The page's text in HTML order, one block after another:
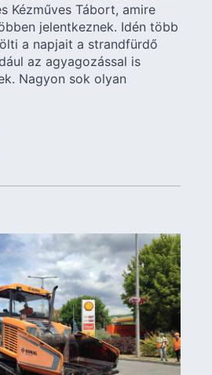
Kézműves Tábort, amire
jelentkeznek. Idén több
a napjait a strandfürdő
az agyagozással is
Nagyon sok olyan